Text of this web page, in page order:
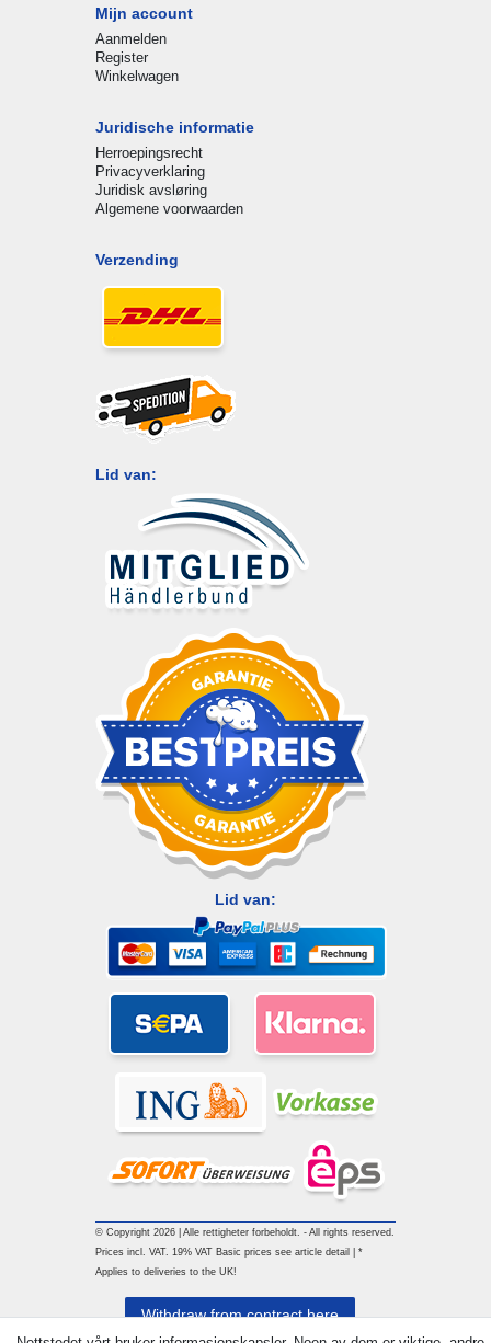
Mijn account
Aanmelden
Register
Winkelwagen
Juridische informatie
Herroepingsrecht
Privacyverklaring
Juridisk avsløring
Algemene voorwaarden
Verzending
Lid van:
Lid van:
© Copyright 2026 | Alle rettigheter forbeholdt. - All rights reserved.
Prices incl. VAT. 19% VAT Basic prices see article detail | *
Applies to deliveries to the UK!
Withdraw from contract here